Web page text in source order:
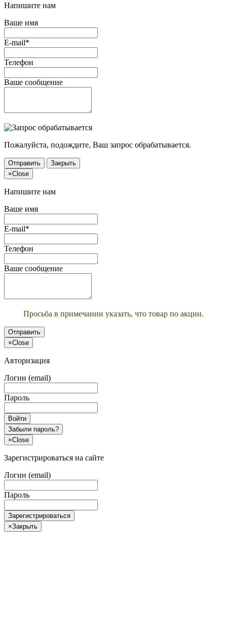
Напишите нам
Ваше имя
E-mail*
Телефон
Ваше сообщение
Пожалуйста, подождите, Ваш запрос обрабатывается.
Отправить
Закрыть
×Close
Напишите нам
Ваше имя
E-mail*
Телефон
Ваше сообщение
Просьба в примечании указать, что товар по акции.
Отправить
×Close
Авторизация
Логин (email)
Пароль
Войти
Забыли пароль?
×Close
Зарегистрироваться на сайте
Логин (email)
Пароль
Зарегистрироваться
×Закрыть